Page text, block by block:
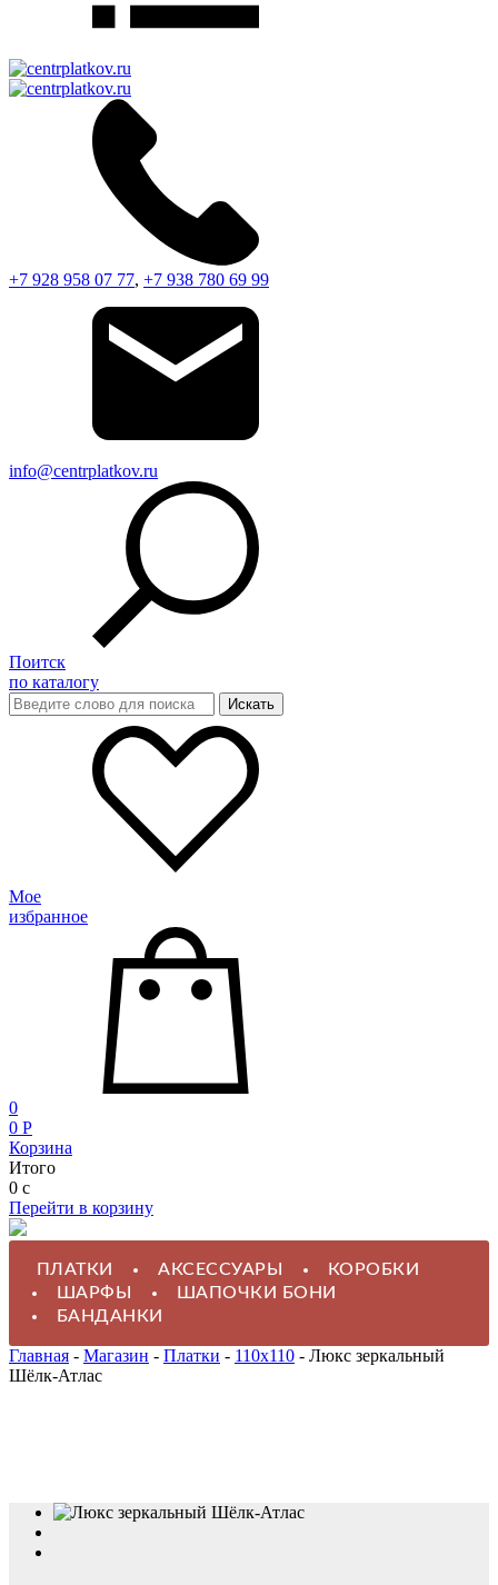
+7 928 958 07 77, +7 938 780 69 99
info@centrplatkov.ru
Поитск
по каталогу
Мое
избранное
0
0 P
Корзина
Итого
0 c
Перейти в корзину
ПЛАТКИ АКСЕССУАРЫ
КОРОБКИ
ШАРФЫ
ШАПОЧКИ БОНИ
БАНДАНКИ
Главная - Магазин - Платки - 110x110 - Люкс зеркальный
Шёлк-Атлас